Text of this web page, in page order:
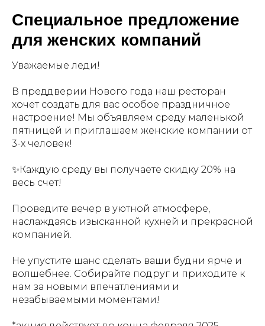
Специальное предложение
для женских компаний
Уважаемые леди!
В преддверии Нового года наш ресторан
хочет создать для вас особое праздничное
настроение! Мы объявляем среду маленькой
пятницей и приглашаем женские компании от
3-х человек!
✨Каждую среду вы получаете скидку 20% на
весь счет!
Проведите вечер в уютной атмосфере,
наслаждаясь изысканной кухней и прекрасной
компанией.
Не упустите шанс сделать ваши будни ярче и
волшебнее. Собирайте подруг и приходите к
нам за новыми впечатлениями и
незабываемыми моментами!